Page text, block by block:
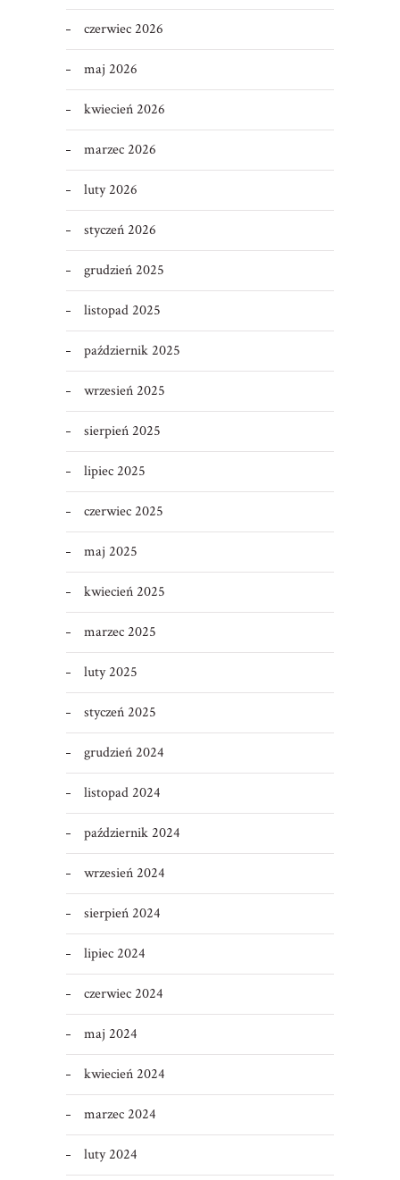
czerwiec 2026
maj 2026
kwiecień 2026
marzec 2026
luty 2026
styczeń 2026
grudzień 2025
listopad 2025
październik 2025
wrzesień 2025
sierpień 2025
lipiec 2025
czerwiec 2025
maj 2025
kwiecień 2025
marzec 2025
luty 2025
styczeń 2025
grudzień 2024
listopad 2024
październik 2024
wrzesień 2024
sierpień 2024
lipiec 2024
czerwiec 2024
maj 2024
kwiecień 2024
marzec 2024
luty 2024